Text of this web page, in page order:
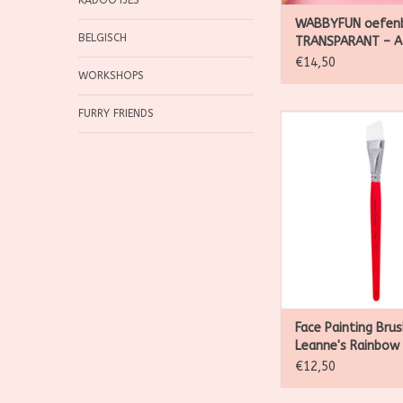
BELGISCH
WORKSHOPS
FURRY FRIENDS
WABBYFUN
TRANSPARANT –
formaat
€14,50
penseel: vegan
voor scallops,
tijgerstrepen en
Witte
houten
TOEVOEGEN AAN
Face Painting
Leanne's
Angle
€12,50